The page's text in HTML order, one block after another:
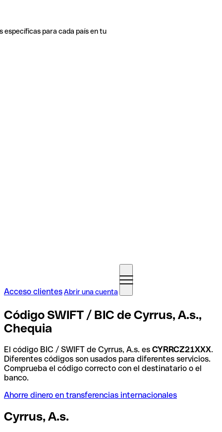
específicas para cada país en tu
Acceso clientesAbrir una cuenta
Código SWIFT / BIC de Cyrrus, A.s.,
Chequia
El código BIC / SWIFT de Cyrrus, A.s. es CYRRCZ21XXX.
Diferentes códigos son usados para diferentes servicios.
Comprueba el código correcto con el destinatario o el
banco.
Ahorre dinero en transferencias internacionales
Cyrrus, A.s.